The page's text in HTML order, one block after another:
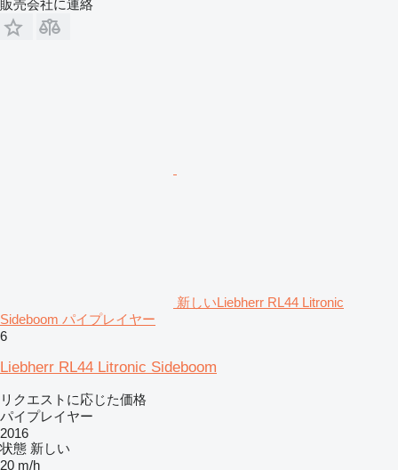
販売会社に連絡
新しいLiebherr RL44 Litronic
Sideboom パイプレイヤー
6
Liebherr RL44 Litronic Sideboom
リクエストに応じた価格
パイプレイヤー
2016
状態 新しい
20 m/h